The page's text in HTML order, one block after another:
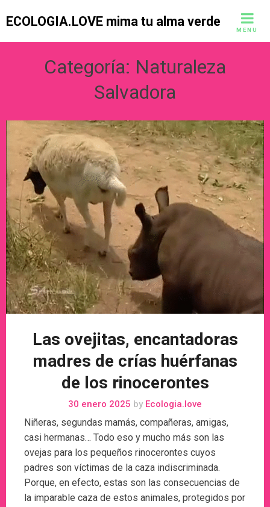
ECOLOGIA.LOVE mima tu alma verde
MENU
Categoría: Naturaleza
Salvadora
Las ovejitas, encantadoras
madres de crías huérfanas
de los rinocerontes
30 enero 2025 by Ecologia.love
Niñeras, segundas mamás, compañeras, amigas,
casi hermanas… Todo eso y mucho más son las
ovejas para los pequeños rinocerontes cuyos
padres son víctimas de la caza indiscriminada.
Porque, en efecto, estas son las consecuencias de
la imparable caza de estos animales, protegidos por